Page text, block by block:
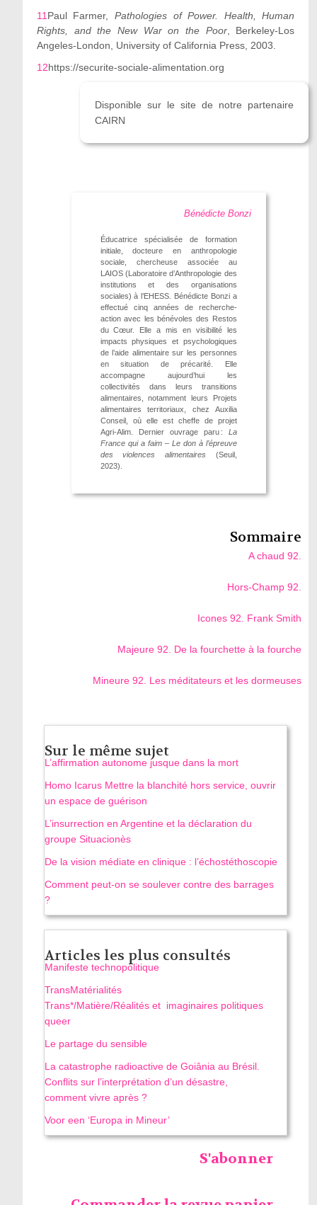
11 Paul Farmer,Pathologies of Power. Health, Human
Rights, and the New War on the Poor, Berkeley-Los
Angeles-London, University of California Press, 2003.
12https://securite-sociale-alimentation.org
Disponible sur le site de notre partenaire
CAIRN
Bénédicte Bonzi
Éducatrice spécialisée de formation
initiale, docteure en anthropologie
sociale, chercheuse associée au
LAIOS (Laboratoire d’Anthropologie des
institutions et des organisations
sociales) à l’EHESS. Bénédicte Bonzi a
effectué cinq années de recherche-
action avec les bénévoles des Restos
du Cœur. Elle a mis en visibilité les
impacts physiques et psychologiques
de l’aide alimentaire sur les personnes
en situation de précarité. Elle
accompagne aujourd’hui les
collectivités dans leurs transitions
alimentaires, notamment leurs Projets
alimentaires territoriaux, chez Auxilia
Conseil, où elle est cheffe de projet
Agri-Alim. Dernier ouvrage paru : La
France qui a faim – Le don à l’épreuve
des violences alimentaires (Seuil,
2023).
Sommaire
A chaud 92.
Hors-Champ 92.
Icones 92. Frank Smith
Majeure 92. De la fourchette à la fourche
Mineure 92. Les méditateurs et les dormeuses
Sur le même sujet
L’affirmation autonome jusque dans la mort
Homo Icarus Mettre la blanchité hors service, ouvrir
un espace de guérison
L’insurrection en Argentine et la déclaration du
groupe Situacionès
De la vision médiate en clinique : l’échostéthoscopie
Comment peut-on se soulever contre des barrages
?
Articles les plus consultés
Manifeste technopolitique
TransMatérialités
Trans*/Matière/Réalités et imaginaires politiques
queer
Le partage du sensible
La catastrophe radioactive de Goiânia au Brésil.
Conflits sur l’interprétation d’un désastre,
comment vivre après ?
Voor een ‘Europa in Mineur’
S'abonner